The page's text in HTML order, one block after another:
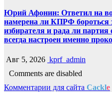
Юрий Афонин: Ответил на
намерена ли КПРФ бороться
избирателя и рада ли
всегда настроен именно
Авг 5, 2026 kprf_admin
Comments are disabled
Комментарии для сайта Cackle